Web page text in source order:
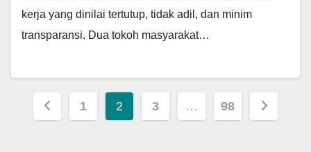
kerja yang dinilai tertutup, tidak adil, dan minim
transparansi. Dua tokoh masyarakat…
Paginasi
1 2 3 … 98